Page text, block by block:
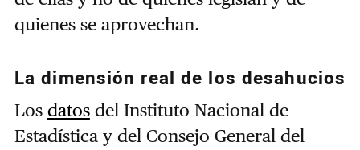
quienes se aprovechan.
La dimensión real de los desahucios
Los datosdel Instituto Nacional de
Estadística y del Consejo General del